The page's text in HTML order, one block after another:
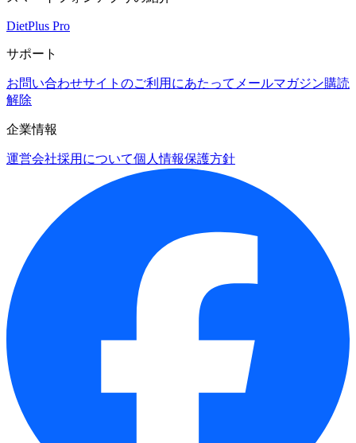
DietPlus Pro
サポート
お問い合わせサイトのご利用にあたって メールマガジン購読
解除
企業情報
運営会社採用について個人情報保護方針